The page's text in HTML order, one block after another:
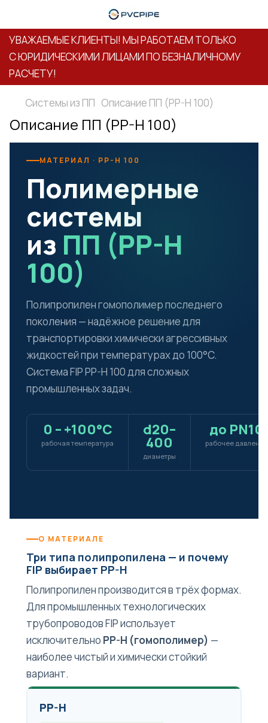
УВАЖАЕМЫЕ КЛИЕНТЫ! МЫ РАБОТАЕМ ТОЛЬКО
С ЮРИДИЧЕСКИМИ ЛИЦАМИ ПО БЕЗНАЛИЧНОМУ
РАСЧЕТУ!
Системы из ПП Описание ПП (PP-H 100)
Описание ПП (PP-H 100)
МАТЕРИАЛ · PP-H 100
Полимерные
системы
из ПП (PP-H
100)
Полипропилен гомополимер последнего
поколения — надёжное решение для
транспортировки химически агрессивных
жидкостей при температурах до 100°C.
Система FIP PP-H 100 для сложных
промышленных задач.
0 – +100°C
рабочая температура
d20–
400
диаметры
до PN10
рабочее давление
О МАТЕРИАЛЕ
Три типа полипропилена — и почему
FIP выбирает PP-H
Полипропилен производится в трёх формах.
Для промышленных технологических
трубопроводов FIP использует
исключительно PP-H (гомополимер) —
наиболее чистый и химически стойкий
вариант.
PP-H